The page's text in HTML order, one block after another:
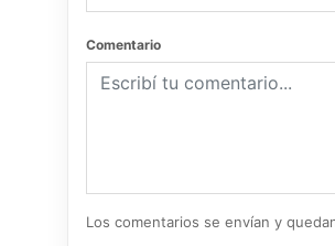
Comentario
Los comentarios se envían y